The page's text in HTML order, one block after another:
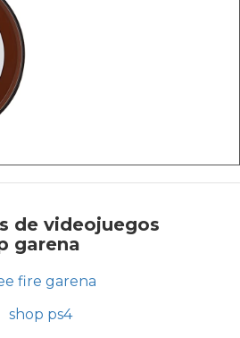
de videojuegos
garena
fire garena
shop ps4